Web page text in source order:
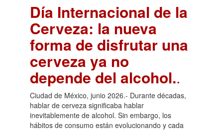
Día Internacional de la
Cerveza: la nueva
forma de disfrutar una
cerveza ya no
depende del alcohol..
Ciudad de México, junio 2026.- Durante décadas,
hablar de cerveza significaba hablar
inevitablemente de alcohol. Sin embargo, los
hábitos de consumo están evolucionando y cada